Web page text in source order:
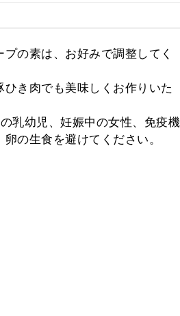
の素は、お好みで調整してく
き肉でも美味しくお作りいた
乳幼児、妊娠中の女性、免疫機
の生食を避けてください。